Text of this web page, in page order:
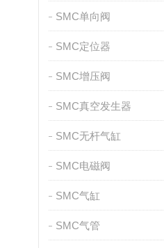
SMC单向阀
SMC定位器
SMC增压阀
SMC真空发生器
SMC无杆气缸
SMC电磁阀
SMC气缸
SMC气管